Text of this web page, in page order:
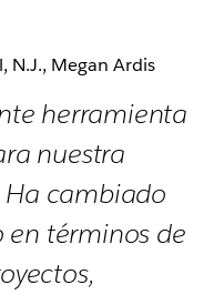
herramienta
nuestra
cambiado
en términos de